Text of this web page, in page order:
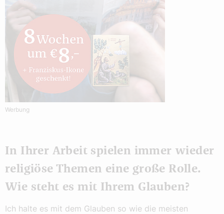
Werbung
In Ihrer Arbeit spielen immer wieder
religiöse Themen eine große Rolle.
Wie steht es mit Ihrem Glauben?
Ich halte es mit dem Glauben so wie die meisten